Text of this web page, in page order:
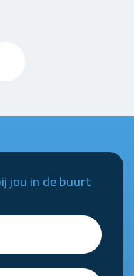
jou in de buurt